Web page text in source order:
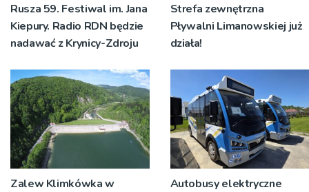
Rusza 59. Festiwal im. Jana
Kiepury. Radio RDN będzie
nadawać z Krynicy-Zdroju
Strefa zewnętrzna
Pływalni Limanowskiej już
działa!
Zalew Klimkówka w
Autobusy elektryczne